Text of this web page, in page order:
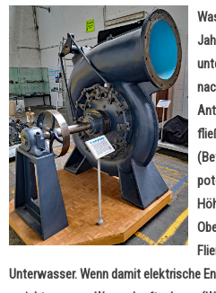
Unterwasser. Wenn damit elektrische